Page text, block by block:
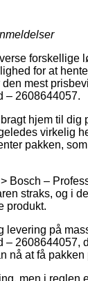
for at
mest
– 2608644057.
hjem til dig
virkelig
pakken,
–
straks, og i
produkt.
levering på
2608644057,
nå at få
men i